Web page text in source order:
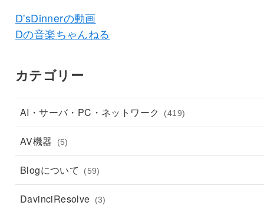
D'sDinnerの動画
Dの音楽ちゃんねる
カテゴリー
AI・サーバ・PC・ネットワーク (419)
AV機器 (5)
Blogについて (59)
DavinciResolve (3)